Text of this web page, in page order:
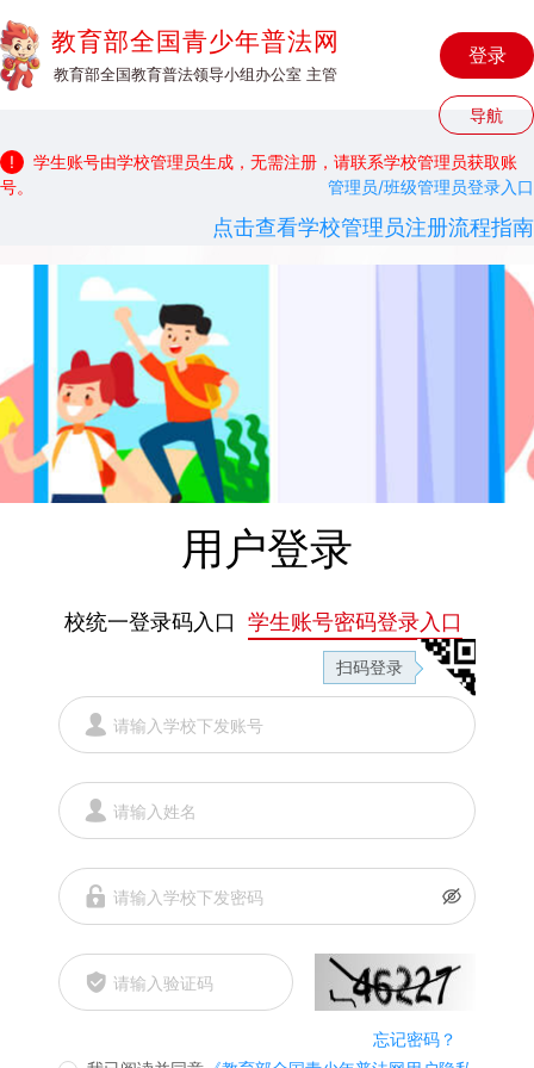
教育部全国青少年普法网
教育部全国教育普法领导小组办公室 主管
登录
导航
!
学生账号由学校管理员生成，无需注册，请联系学校管理员获取账
号。
管理员/班级管理员登录入口
点击查看学校管理员注册流程指南
用户登录
校统一登录码入口 学生账号密码登录入口
扫码登录
忘记密码？